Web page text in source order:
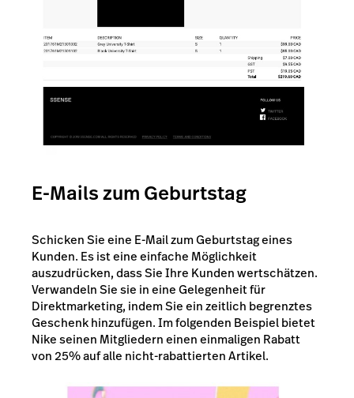
E-Mails zum Geburtstag
Schicken Sie eine E-Mail zum Geburtstag eines
Kunden. Es ist eine einfache Möglichkeit
auszudrücken, dass Sie Ihre Kunden wertschätzen.
Verwandeln Sie sie in eine Gelegenheit für
Direktmarketing, indem Sie ein zeitlich begrenztes
Geschenk hinzufügen. Im folgenden Beispiel bietet
Nike seinen Mitgliedern einen einmaligen Rabatt
von 25% auf alle nicht-rabattierten Artikel.